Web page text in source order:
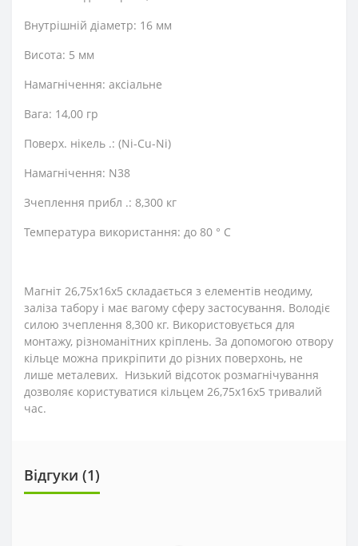
Внутрішній діаметр: 16 мм
Висота: 5 мм
Намагнічення: аксіальне
Вага: 14,00 гр
Поверх. нікель .: (Ni-Cu-Ni)
Намагнічення: N38
Зчеплення прибл .: 8,300 кг
Температура використання: до 80 ° C
Магніт 26,75х16х5 складається з елементів неодиму,
заліза табору і має вагому сферу застосування. Володіє
силою зчеплення 8,300 кг. Використовується для
монтажу, різноманітних кріплень. За допомогою отвору
кільце можна прикріпити до різних поверхонь, не
лише металевих. Низький відсоток розмагнічування
дозволяє користуватися кільцем 26,75х16х5 тривалий
час.
Відгуки (1)